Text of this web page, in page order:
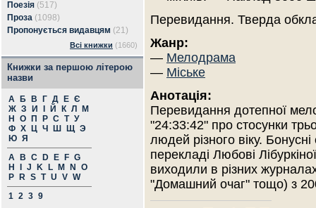
Поезія (517)
Проза (1098)
Пропонується видавцям (21)
Всі книжки (1660)
Книжки за першою літерою
назви
А Б В Г Д Е Є
Ж З И Й К Л
М
Н
О П Р С Т У
Ф Х Ц Ч Ш Щ Э
Ю Я
A
B C D E F G
H
J K L M N
O
P
R S T U V W
1 2 3 9
Перевидання. Тверда
Жанр:
— Мелодрама
— Міське
Анотація:
Перевидання дотепної
"24:33:42" про стосунки
людей різного віку.
перекладі Любові
виходили в різних
"Домашний очаг" тощо) з